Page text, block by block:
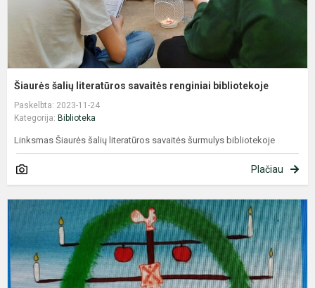
Šiaurės šalių literatūros savaitės renginiai bibliotekoje
Paskelbta: 2023-11-24
Kategorija: Biblioteka
Linksmas Šiaurės šalių literatūros savaitės šurmulys bibliotekoje
Plačiau